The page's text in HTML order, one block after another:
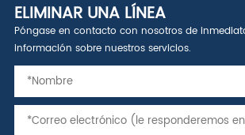
ELIMINAR UNA LÍNEA
Póngase en contacto con nosotros de
información sobre nuestros servicios.